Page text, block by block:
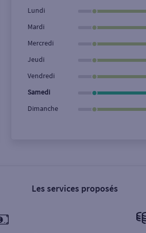
Rue
Lundi
Mardi
Mercredi
Jeudi
Vendredi
Samedi
Dimanche
Les services proposés